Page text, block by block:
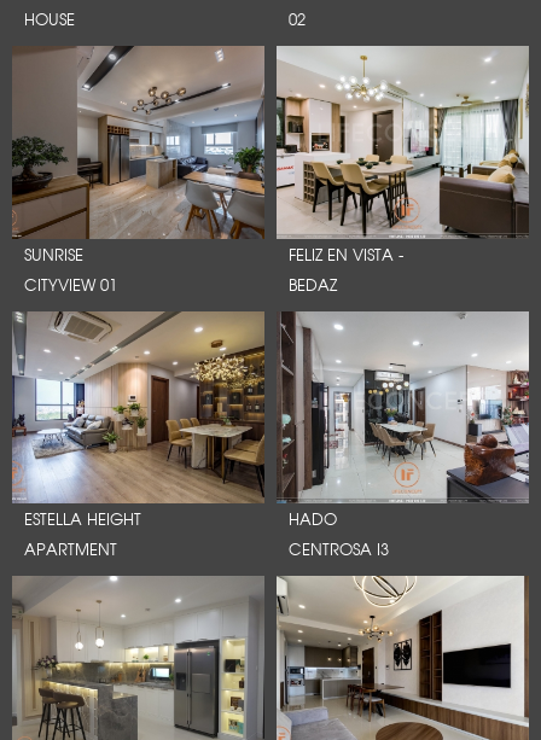
HOUSE
02
SUNRISE
CITYVIEW 01
FELIZ EN VISTA -
BEDAZ
ESTELLA HEIGHT
APARTMENT
HADO
CENTROSA I3